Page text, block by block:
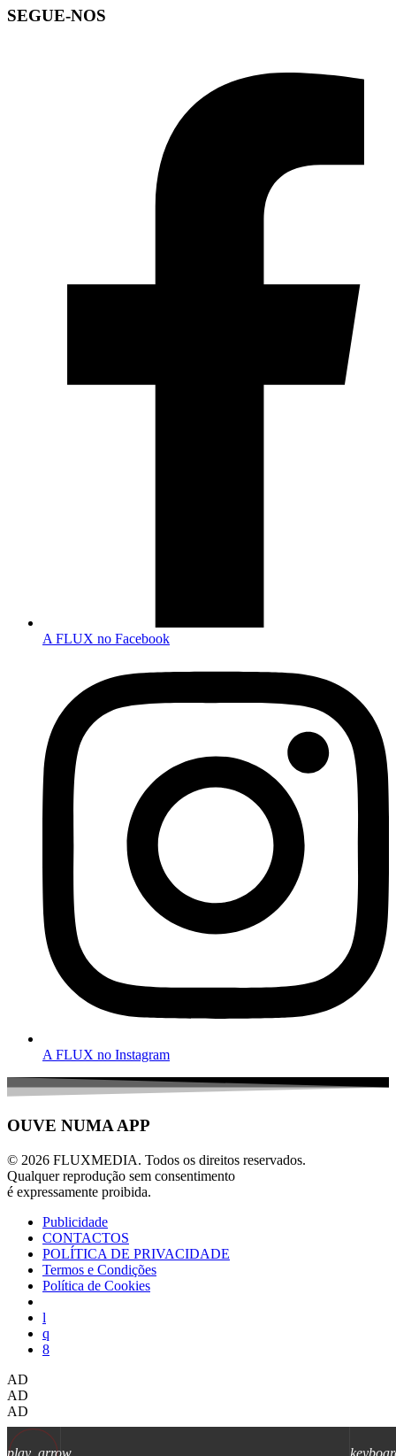
play_arrow
SEGUE-NOS
A FLUX no Facebook
A FLUX no Instagram
OUVE NUMA APP
© 2026 FLUXMEDIA. Todos os direitos reservados.
Qualquer reprodução sem consentimento
é expressamente proibida.
Publicidade
CONTACTOS
POLÍTICA DE PRIVACIDADE
Termos e Condições
Política de Cookies
AD
AD
AD